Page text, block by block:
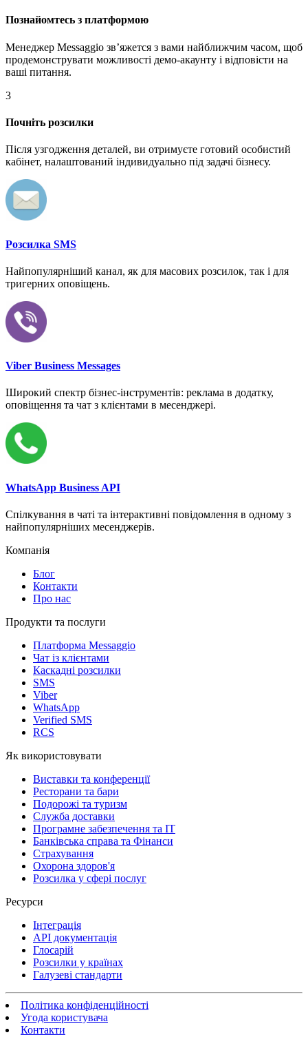
Познайомтесь з платформою
Менеджер Messaggio звʼяжется з вами найближчим часом, щоб
продемонструвати можливості демо-акаунту і відповісти на
ваші питання.
3
Почніть розсилки
Після узгодження деталей, ви отримуєте готовий особистий
кабінет, налаштований індивидуально під задачі бізнесу.
Розсилка SMS
Найпопулярніший канал, як для масових розсилок, так і для
тригерних оповіщень.
Viber Business Messages
Широкий спектр бізнес-інструментів: реклама в додатку,
оповіщення та чат з клієнтами в месенджері.
WhatsApp Business API
Спілкування в чаті та інтерактивні повідомлення в одному з
найпопулярніших месенджерів.
Компанія
Блог
Контакти
Про нас
Продукти та послуги
Платформа Messaggio
Чат із клієнтами
Каскадні розсилки
SMS
Viber
WhatsApp
Verified SMS
RCS
Як використовувати
Виставки та конференції
Ресторани та бари
Подорожі та туризм
Служба доставки
Програмне забезпечення та IT
Банківська справа та Фінанси
Страхування
Охорона здоров'я
Розсилка у сфері послуг
Ресурси
Інтеграція
API документація
Глосарій
Розсилки у країнах
Галузеві стандарти
Політика конфіденційності
Угода користувача
Контакти